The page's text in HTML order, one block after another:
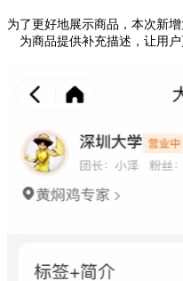
为了更好地展示商品，本次新增
为商品提供补充描述，让用